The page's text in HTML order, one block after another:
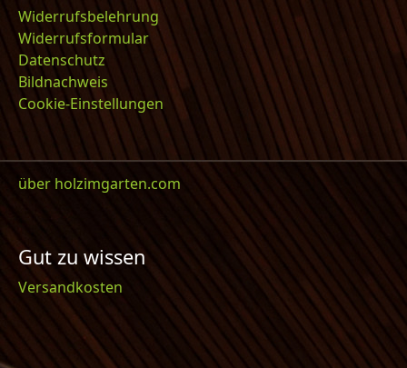
Widerrufsbelehrung
Widerrufsformular
Datenschutz
Bildnachweis
Cookie-Einstellungen
über holzimgarten.com
Gut zu wissen
Versandkosten